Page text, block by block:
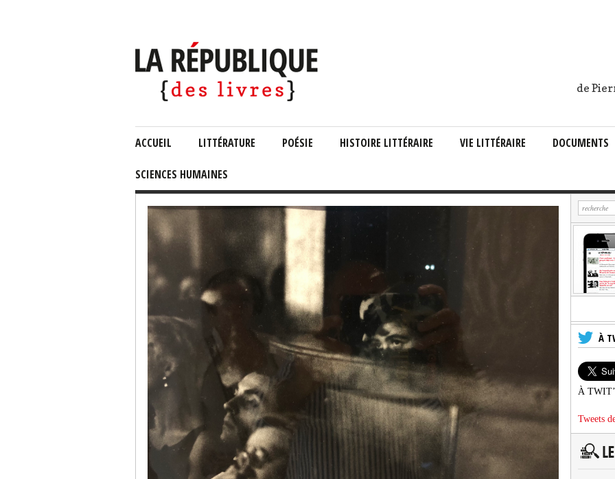
de
ACCUEIL LITTÉRATURE POÉSIE HISTOIRE LITTÉRAIRE VIE LITTÉRAIRE DOCUMENTS
SCIENCES HUMAINES
À
À
Tweets